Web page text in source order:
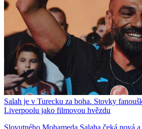
Salah je v Turecku za boha. Stovky
Liverpoolu jako filmovou hvězdu
Slovutného Mohameda Salaha čeká nová